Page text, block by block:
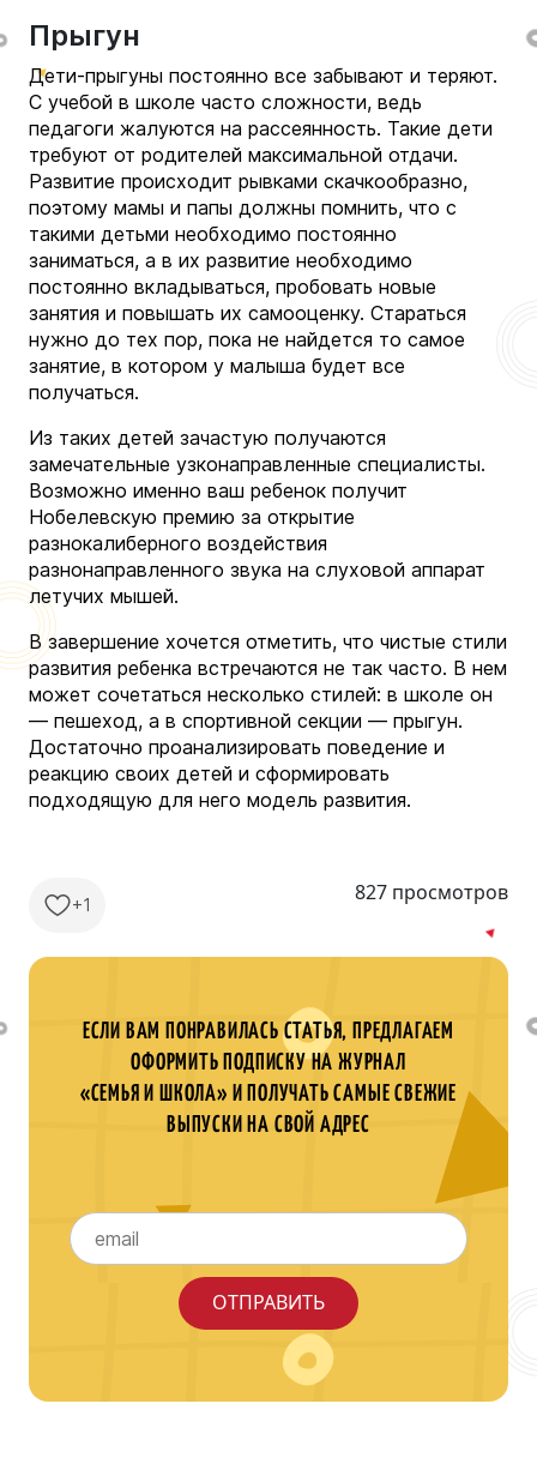
Прыгун
Дети-прыгуны постоянно все забывают и теряют.
С учебой в школе часто сложности, ведь
педагоги жалуются на рассеянность. Такие дети
требуют от родителей максимальной отдачи.
Развитие происходит рывками скачкообразно,
поэтому мамы и папы должны помнить, что с
такими детьми необходимо постоянно
заниматься, а в их развитие необходимо
постоянно вкладываться, пробовать новые
занятия и повышать их самооценку. Стараться
нужно до тех пор, пока не найдется то самое
занятие, в котором у малыша будет все
получаться.
Из таких детей зачастую получаются
замечательные узконаправленные специалисты.
Возможно именно ваш ребенок получит
Нобелевскую премию за открытие
разнокалиберного воздействия
разнонаправленного звука на слуховой аппарат
летучих мышей.
В завершение хочется отметить, что чистые стили
развития ребенка встречаются не так часто. В нем
может сочетаться несколько стилей: в школе он
— пешеход, а в спортивной секции — прыгун.
Достаточно проанализировать поведение и
реакцию своих детей и сформировать
подходящую для него модель развития.
+1 827 просмотров
ЕСЛИ ВАМ ПОНРАВИЛАСЬ СТАТЬЯ, ПРЕДЛАГАЕМ
ОФОРМИТЬ ПОДПИСКУ НА ЖУРНАЛ
«СЕМЬЯ И ШКОЛА» И ПОЛУЧАТЬ САМЫЕ СВЕЖИЕ
ВЫПУСКИ НА СВОЙ АДРЕС